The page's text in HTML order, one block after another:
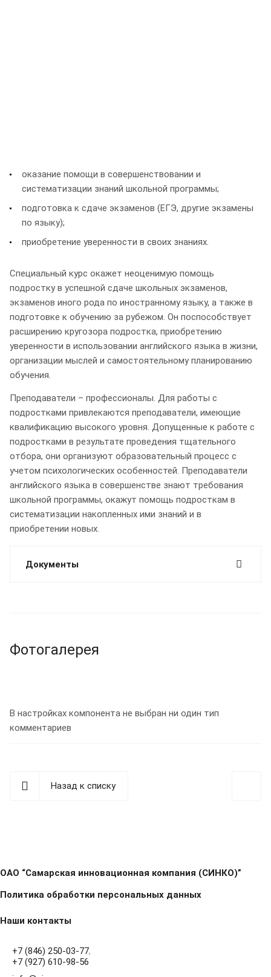
оказание помощи в совершенствовании и
систематизации знаний школьной программы;
подготовка к сдаче экзаменов (ЕГЭ, другие экзамены
по языку);
приобретение уверенности в своих знаниях.
Специальный курс окажет неоценимую помощь
подростку в успешной сдаче школьных экзаменов,
экзаменов иного рода по иностранному языку, а также в
подготовке к обучению за рубежом. Он поспособствует
расширению кругозора подростка, приобретению
уверенности в использовании английского языка в жизни,
организации мыслей и самостоятельному планированию
обучения.
Преподаватели – профессионалы. Для работы с
подростками привлекаются преподаватели, имеющие
квалификацию высокого уровня. Допущенные к работе с
подростками в результате проведения тщательного
отбора, они организуют образовательный процесс с
учетом психологических особенностей. Преподаватели
английского языка в совершенстве знают требования
школьной программы, окажут помощь подросткам в
систематизации накопленных ими знаний и в
приобретении новых.
Документы
Фотогалерея
В настройках компонента не выбран ни один тип
комментариев
Назад к списку
ОАО “Самарская инновационная компания (СИНКО)”
Политика обработки персональных данных
Наши контакты
+7 (846) 250-03-77,
+7 (927) 610-98-56